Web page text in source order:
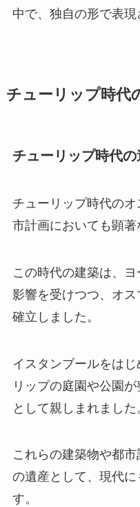
中で、独自の形で表現
チューリップ時代
チューリップ時代
チューリップ時代の
市計画においても顕著
この時代の建築は、
影響を受けつつ、オ
確立しました。
イスタンブールをは
リップの庭園や公園
として親しまれました
これらの建築物や都
の遺産として、現代
す。